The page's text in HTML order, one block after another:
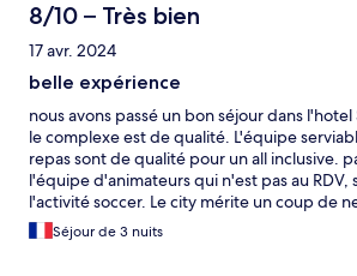
8/10 – Très bien
17 avr. 2024
belle expérience
nous avons passé un bon séjour dans
le complexe est de qualité. L'équipe
repas sont de qualité pour un all inclusive.
l'équipe d'animateurs qui n'est pas au
l'activité soccer. Le city mérite un coup de
réparation des filets. Et mention spéciale
d'agrandissement dont nous n'avons pas
Séjour de 3 nuits